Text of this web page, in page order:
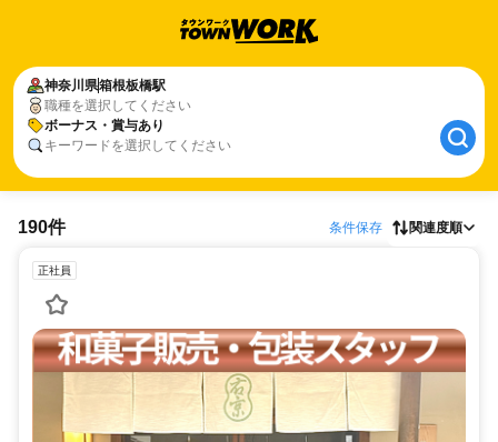
神奈川県箱根板橋駅
職種を選択してください
ボーナス・賞与あり
キーワードを選択してください
190件 条件保存 関連度順
正社員